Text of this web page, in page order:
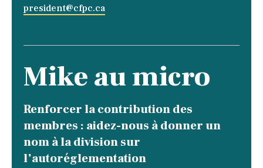
president@cfpc.ca
Mike au micro
Renforcer la contribution des
membres : aidez-nous à donner un
nom à la division sur
l’autoréglementation